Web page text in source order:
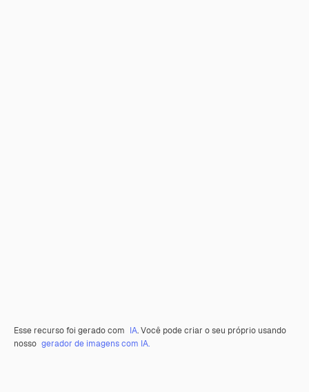
Esse recurso foi gerado com IA. Você pode criar o seu próprio usando
nosso gerador de imagens com IA.